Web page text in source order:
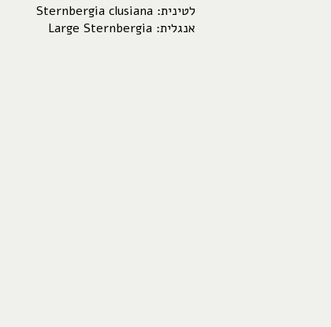
לטינית: Sternbergia clusiana
אנגלית: Large Sternbergia